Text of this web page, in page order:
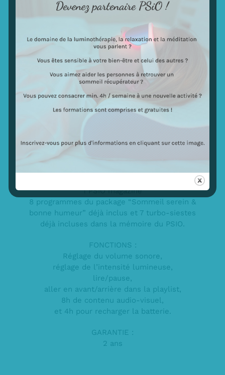
Pack PSiO Custom
N’oubliez pas de demander votre code promo /
code d’accès en cliquantICI, vous le recevrez
dans votre boîte mail.
1 paire de lunettes PSIO avec revêtement doux.
1 trousse de voyage offerte
1 licence ambassadeur PSiO offerte
1 paire d’oreillettes mono de qualité.
(prise stéréo sur branche droite pour casque
1 câble USB
1 adaptateur secteur USB 100-240V
1 PSIO magazine
8 programmes du package “Sommeil serein &
bonne humeur” déjà inclus et 7 turbo-siestes
déjà incluses dans la mémoire du PSIO.
FONCTIONS :
Réglage du volume sonore,
réglage de l’intensité lumineuse,
lire/pause,
aller en avant/arrière dans la playlist,
8h de contenu audio-visuel,
et 4h pour recharger la batterie.
GARANTIE :
2 ans